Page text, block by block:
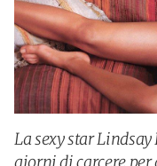
La sexy star